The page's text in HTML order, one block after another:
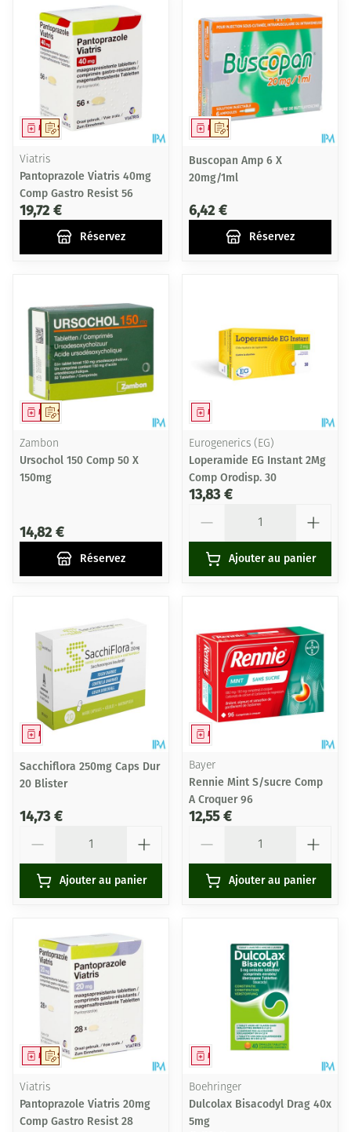
Sur prescription
Médicament
Viatris
Pantoprazole Viatris 40mg
Comp Gastro Resist 56
19,72 €
Réservez
Sur prescription
Médicament
Buscopan Amp 6 X
20mg/1ml
6,42 €
Réservez
Sur prescription
Médicament
Zambon
Ursochol 150 Comp 50 X
150mg
14,82 €
Réservez
Médicament
Eurogenerics (EG)
Loperamide EG Instant 2Mg
Comp Orodisp. 30
13,83 €
Ajouter au panier
Médicament
Sacchiflora 250mg Caps Dur
20 Blister
14,73 €
Ajouter au panier
Médicament
Bayer
Rennie Mint S/sucre Comp
A Croquer 96
12,55 €
Ajouter au panier
Sur prescription
Médicament
Viatris
Pantoprazole Viatris 20mg
Comp Gastro Resist 28
Médicament
Boehringer
Dulcolax Bisacodyl Drag 40x
5mg